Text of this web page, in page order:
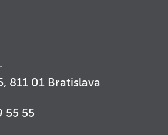
811 01 Bratislava
55 55